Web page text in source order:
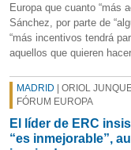
Europa que cuanto “más
Sánchez, por parte de
“más incentivos tendrá
aquellos que quieren
MADRID | ORIOL
FÓRUM EUROPA
El líder de ERC
“es inmejorable”,